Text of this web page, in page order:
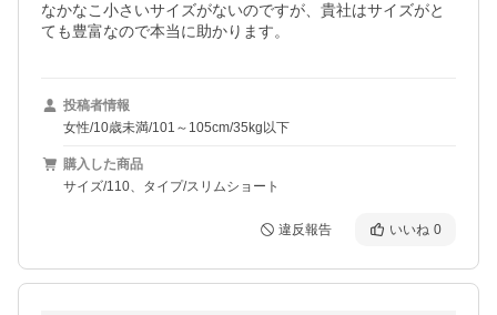
なかなこ小さいサイズがないのですが、貴社はサイズがと
ても豊富なので本当に助かります。
投稿者情報
女性/10歳未満/101～105cm/35kg以下
購入した商品
サイズ/110、タイプ/スリムショート
違反報告 いいね 0